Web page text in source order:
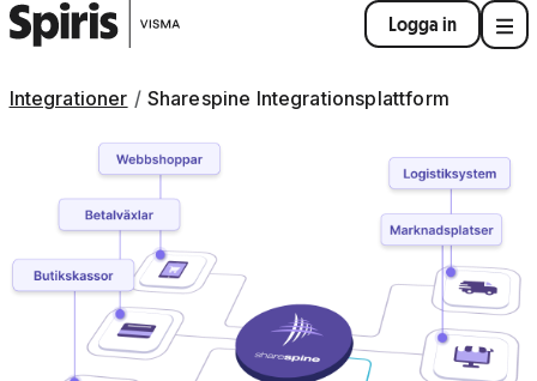
Logga in
Integrationer Sharespine Integrationsplattform